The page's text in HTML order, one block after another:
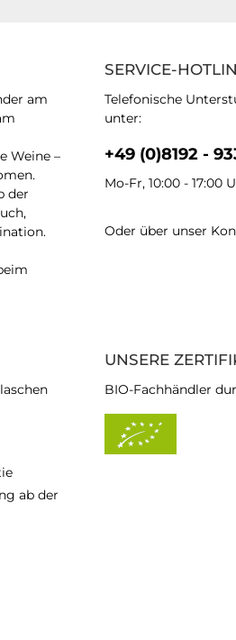
SERVICE-
Telefonische
unter:
+49 (0)8192 -
Mo-Fr, 10:00 - 17:00
Oder über unser
ab der
am
Weine –
der
UNSERE
BIO-Fachhändler